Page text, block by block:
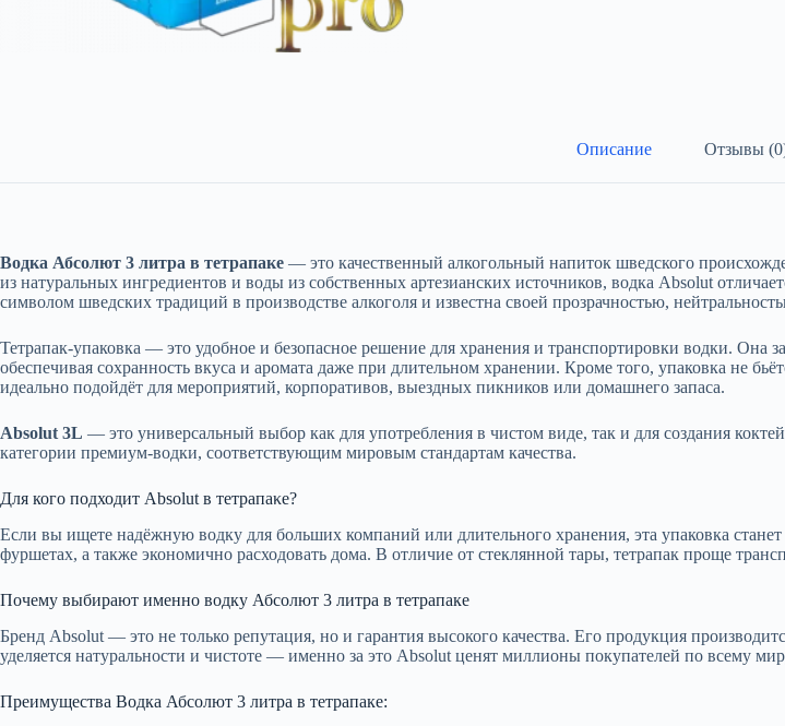
Описание Отзывы
Водка Абсолют 3 литра в тетрапаке — это качественный алкогольный напиток шведского
из натуральных ингредиентов и воды из собственных артезианских источников, водка Absolut
символом шведских традиций в производстве алкоголя и известна своей прозрачностью,
Тетрапак-упаковка — это удобное и безопасное решение для хранения и транспортировки водки.
обеспечивая сохранность вкуса и аромата даже при длительном хранении. Кроме того, упаковка не
идеально подойдёт для мероприятий, корпоративов, выездных пикников или домашнего запаса.
Absolut 3L — это универсальный выбор как для употребления в чистом виде, так и для создания
категории премиум-водки, соответствующим мировым стандартам качества.
Для кого подходит Absolut в тетрапаκе?
Если вы ищете надёжную водку для больших компаний или длительного хранения, эта упаковка
фуршетах, а также экономично расходовать дома. В отличие от стеклянной тары, тетрапак проще
Почему выбирают именно водку Абсолют 3 литра в тетрапаке
Бренд Absolut — это не только репутация, но и гарантия высокого качества. Его продукция
уделяется натуральности и чистоте — именно за это Absolut ценят миллионы покупателей по всему
Преимущества Водка Абсолют 3 литра в тетрапаке: